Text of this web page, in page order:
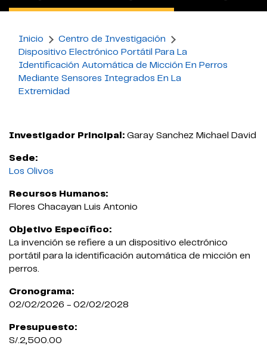
Inicio
Centro de Investigación
Dispositivo Electrónico Portátil Para La
Identificación Automática de Micción En Perros
Mediante Sensores Integrados En La
Extremidad
Investigador Principal: Garay Sanchez Michael David
Sede:
Los Olivos
Recursos Humanos:
Flores Chacayan Luis Antonio
Objetivo Específico:
La invención se refiere a un dispositivo electrónico
portátil para la identificación automática de micción en
perros.
Cronograma:
02/02/2026 - 02/02/2028
Presupuesto:
S/.2,500.00